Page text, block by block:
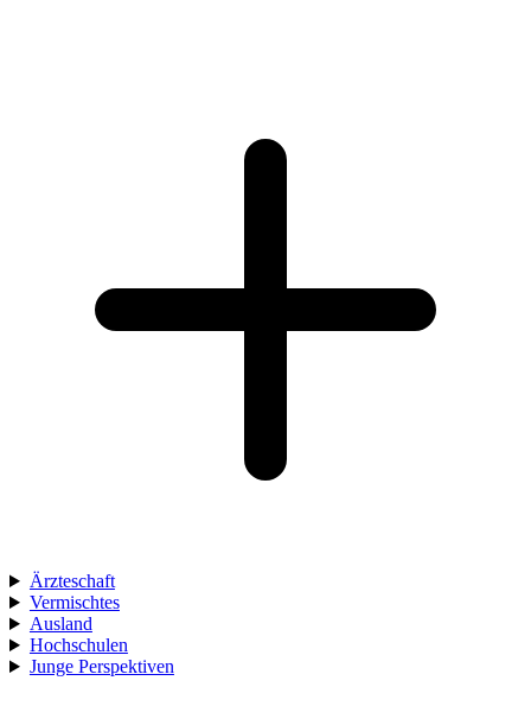
Ärzteschaft
Vermischtes
Ausland
Hochschulen
Junge Perspektiven